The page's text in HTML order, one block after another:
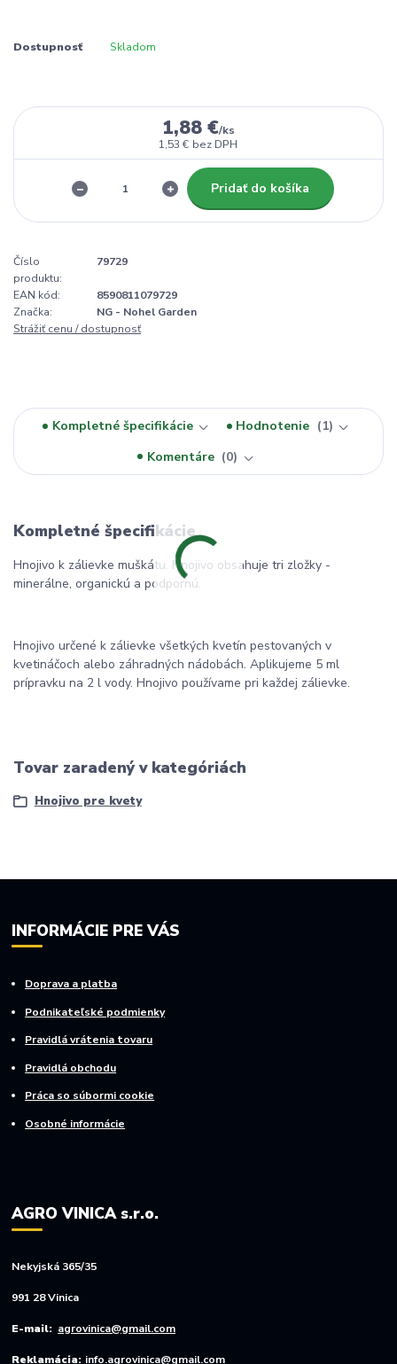
Dostupnosť Skladom
1,88 €/ks
1,53 € bez DPH
Pridať do košíka
Číslo
produktu:
79729
EAN kód:
8590811079729
Značka:
NG - Nohel Garden
Strážiť cenu / dostupnosť
Kompletné špecifikácie Hodnotenie
1
Komentáre
0
Kompletné špecifikácie
Hnojivo k zálievke muškátu. Hnojivo obsahuje tri zložky -
minerálne, organickú a podpornú.
Hnojivo určené k zálievke všetkých kvetín pestovaných v
kvetináčoch alebo záhradných nádobách. Aplikujeme 5 ml
prípravku na 2 l vody. Hnojivo používame pri každej zálievke.
Tovar zaradený v kategóriách
Hnojivo pre kvety
INFORMÁCIE PRE VÁS
Doprava a platba
Podnikateľské podmienky
Pravidlá vrátenia tovaru
Pravidlá obchodu
Práca so súbormi cookie
Osobné informácie
AGRO VINICA s.r.o.
Nekyjská 365/35
991 28 Vinica
E-mail: agrovinica@gmail.com
Reklamácia: info.agrovinica@gmail.com